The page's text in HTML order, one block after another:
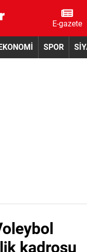
E-gazete
SPOR
kadrosu